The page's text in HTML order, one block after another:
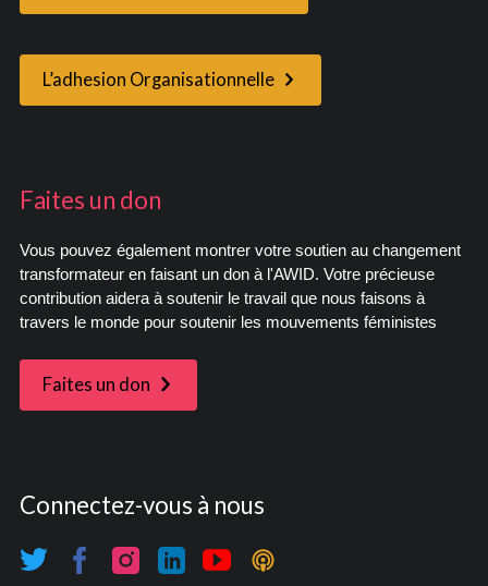
L’adhesion Organisationnelle
Faites un don
Vous pouvez également montrer votre soutien au changement
transformateur en faisant un don à l'AWID. Votre précieuse
contribution aidera à soutenir le travail que nous faisons à
travers le monde pour soutenir les mouvements féministes
Faites un don
Connectez-vous à nous